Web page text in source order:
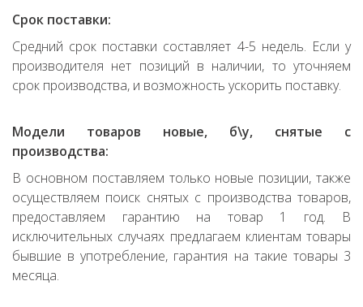
Срок поставки:
Средний срок поставки составляет 4-5 недель. Если у
производителя нет позиций в наличии, то уточняем
срок производства, и возможность ускорить поставку.
Модели товаров новые, б\у, снятые с
производства:
В основном поставляем только новые позиции, также
осуществляем поиск снятых с производства товаров,
предоставляем гарантию на товар 1 год. В
исключительных случаях предлагаем клиентам товары
бывшие в употребление, гарантия на такие товары 3
месяца.